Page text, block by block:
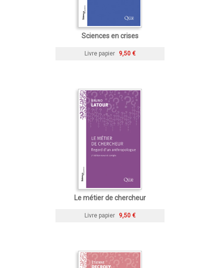
Sciences en crises
Livre papier 9,50 €
Le métier de chercheur
Livre papier 9,50 €